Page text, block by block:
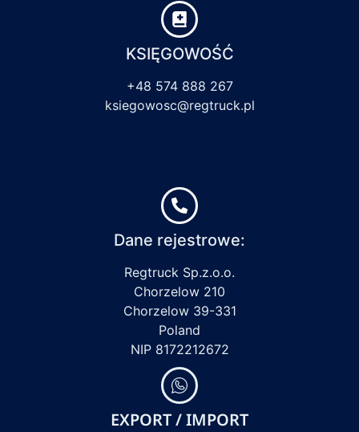
KSIĘGOWOŚĆ
+48 574 888 267
ksiegowosc@regtruck.pl
Dane rejestrowe:
Regtruck Sp.z.o.o.
Chorzelow 210
Chorzelow 39-331
Poland
NIP 8172212672
EXPORT / IMPORT